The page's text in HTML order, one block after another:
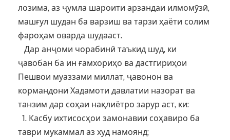
лозима, аз ҷумла шароити арзандаи илмомӯзӣ,
машғул шудан ба варзиш ва тарзи ҳаёти солим
фароҳам оварда шудааст.
Дар анҷоми чорабинӣ таъкид шуд, ки
ҷавобан ба ин ғамхориҳо ва дастгириҳои
Пешвои муаззами миллат, ҷавонон ва
кормандони Хадамоти давлатии назорат ва
танзим дар соҳаи нақлиётро зарур аст, ки:
1. Касбу ихтисосҳои замонавии соҳавиро ба
таври мукаммал аз худ намоянд;